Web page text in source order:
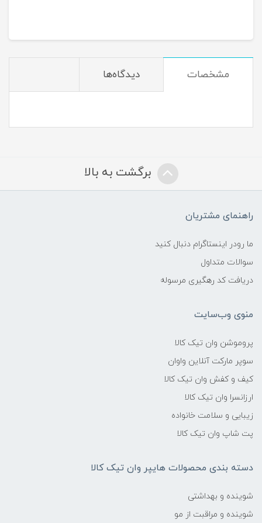
مشخصات دیدگاه‌ها
برگشت به بالا
راهنمای مشتریان
ما رودر اینستاگرام دنبال کنید
سوالات متداول
دریافت کد رهگیری مرسوله
منوی وب‌سایت
پروموشن وان تیک کالا
سوپر مارکت آنلاین واوان
کیف و کفش وان تیک کالا
ارزانسرا وان تیک کالا
زیبایی و سلامت خانواده
پت شاپ وان تیک کالا
دسته بندی محصولات هایپر وان تیک کالا
شوینده و بهداشتی
شوینده و مراقبت از مو